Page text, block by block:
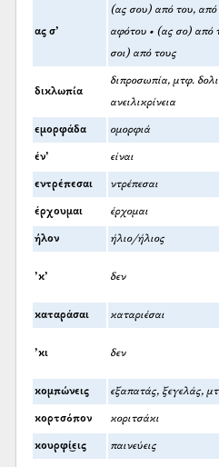
ας σ’
(ας σου) από του, από
αφότου • (ας σο) από
σοι) από τους
δικλωπία
διπροσωπία, μτφ.
ανειλικρίνεια
εμορφάδα ομορφιά
έν’ είναι
εντρέπεσαι ντρέπεσαι
έρχουμαι έρχομαι
ήλον ήλιο/ήλιος
’κ’ δεν
καταράσαι καταριέσαι
’κι δεν
κομπώνεις εξαπατάς, ξεγελάς,
κορτσόπον κοριτσάκι
κουρφί͜εις παινεύεις